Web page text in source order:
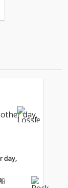
day,